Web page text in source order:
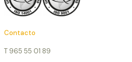
Contacto
T 965 55 01 89